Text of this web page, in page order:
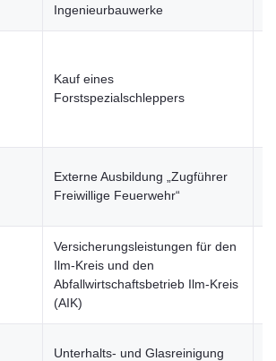
Ingenieurbauwerke
Kauf eines
Forstspezialschleppers
Externe Ausbildung „Zugführer
Freiwillige Feuerwehr“
Versicherungsleistungen für den
Ilm-Kreis und den
Abfallwirtschaftsbetrieb Ilm-Kreis
(AIK)
Unterhalts- und Glasreinigung